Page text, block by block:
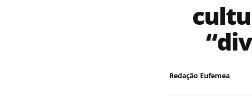
Redação Eufemea